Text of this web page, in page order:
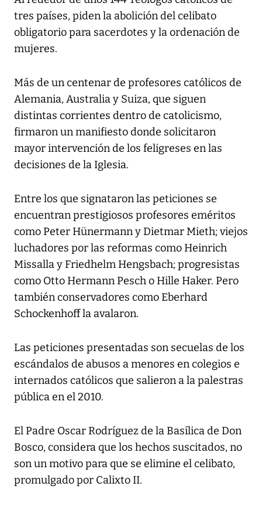
tres países, piden la abolición del celibato
obligatorio para sacerdotes y la ordenación de
mujeres.
Más de un centenar de profesores católicos de
Alemania, Australia y Suiza, que siguen
distintas corrientes dentro de catolicismo,
firmaron un manifiesto donde solicitaron
mayor intervención de los feligreses en las
decisiones de la Iglesia.
Entre los que signataron las peticiones se
encuentran prestigiosos profesores eméritos
como Peter Hünermann y Dietmar Mieth; viejos
luchadores por las reformas como Heinrich
Missalla y Friedhelm Hengsbach; progresistas
como Otto Hermann Pesch o Hille Haker. Pero
también conservadores como Eberhard
Schockenhoff la avalaron.
Las peticiones presentadas son secuelas de los
escándalos de abusos a menores en colegios e
internados católicos que salieron a la palestras
pública en el 2010.
El Padre Oscar Rodríguez de la Basílica de Don
Bosco, considera que los hechos suscitados, no
son un motivo para que se elimine el celibato,
promulgado por Calixto II.